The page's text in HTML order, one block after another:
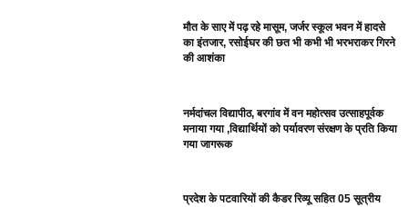
मौत के साए में पढ़ रहे मासूम, जर्जर स्कूल भवन में हादसे
का इंतजार, रसोईघर की छत भी कभी भी भरभराकर गिरने
की आशंका
नर्मदांचल विद्यापीठ, बरगांव में वन महोत्सव उत्साहपूर्वक
मनाया गया ,विद्यार्थियों को पर्यावरण संरक्षण के प्रति किया
गया जागरूक
प्रदेश के पटवारियों की कैडर रिव्यू सहित 05 सूत्रीय